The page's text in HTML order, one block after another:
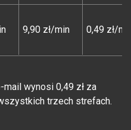
9,90 zł/min 0,49 zł/
wynosi 0,49 zł za
trzech strefach.